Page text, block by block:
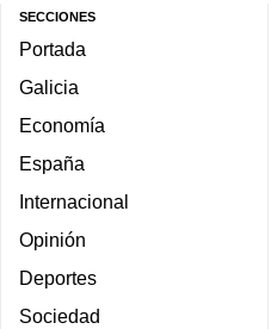
SECCIONES
Portada
Galicia
Economía
España
Internacional
Opinión
Deportes
Sociedad